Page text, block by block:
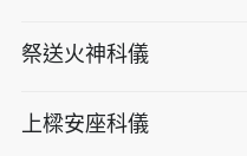
祭送火神科儀
上樑安座科儀